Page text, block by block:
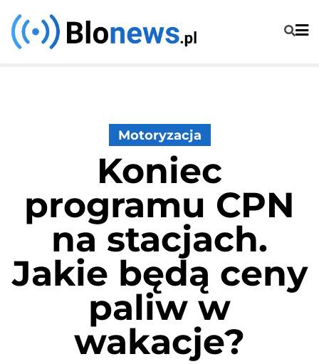
Skip
to
Motoryzacja
Koniec
programu CPN
na stacjach.
Jakie będą ceny
paliw w
wakacje?